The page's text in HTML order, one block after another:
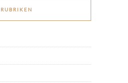
RUBRIKEN